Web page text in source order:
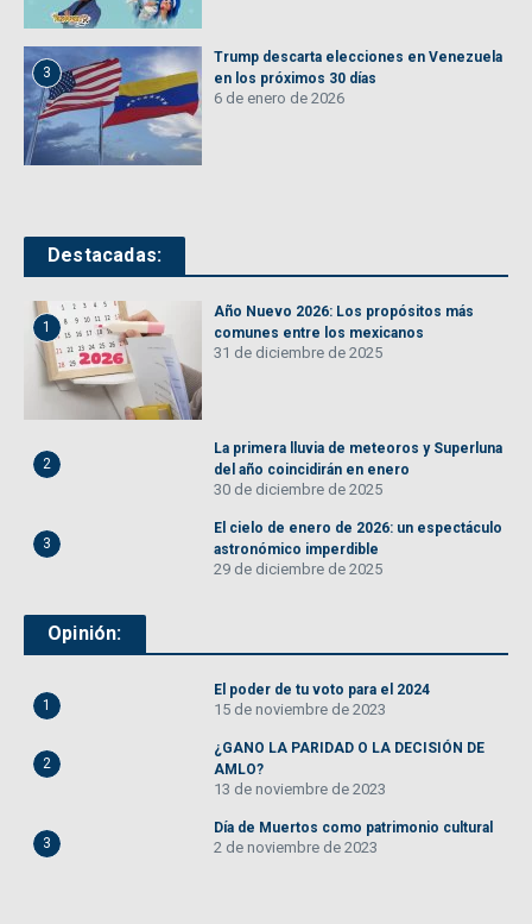
3
Trump descarta elecciones en Venezuela
en los próximos 30 días
6 de enero de 2026
Destacadas:
1
Año Nuevo 2026: Los propósitos más
comunes entre los mexicanos
31 de diciembre de 2025
2
La primera lluvia de meteoros y Superluna
del año coincidirán en enero
30 de diciembre de 2025
3
El cielo de enero de 2026: un espectáculo
astronómico imperdible
29 de diciembre de 2025
Opinión:
1
El poder de tu voto para el 2024
15 de noviembre de 2023
2
¿GANO LA PARIDAD O LA DECISIÓN DE
AMLO?
13 de noviembre de 2023
3
Día de Muertos como patrimonio cultural
2 de noviembre de 2023